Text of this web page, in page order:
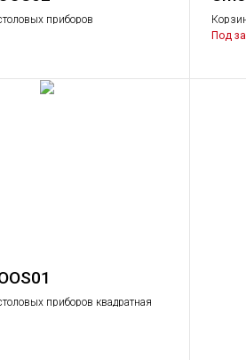
приборов
Под
приборов квадратная